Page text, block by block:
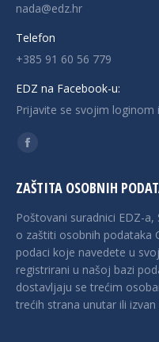
nada@edz.hr
Telefon
+385 91 60 56 779
EDZ na Facebook-u:
Prijavite se svojim loginom
Find us on:
Facebook
opens
in
new
window
ZAŠTITA OSOBNIH
Poštovani suradnici EDZ-
o zaštiti osobnih podataka
podaci koje navedete u
registrirani u našoj bazi
dostavljaju se trećim
trećih strana unutar ili izvan